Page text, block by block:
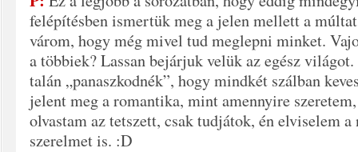
felépítésben ismertük meg a jelen mellett a
várom, hogy még mivel tud meglepni minket.
a többiek? Lassan bejárjuk velük az egész
talán „panaszkodnék”, hogy mindkét szálban
jelent meg a romantika, mint amennyire
olvastam az tetszett, csak tudjátok, én elviselem a
szerelmet is. :D